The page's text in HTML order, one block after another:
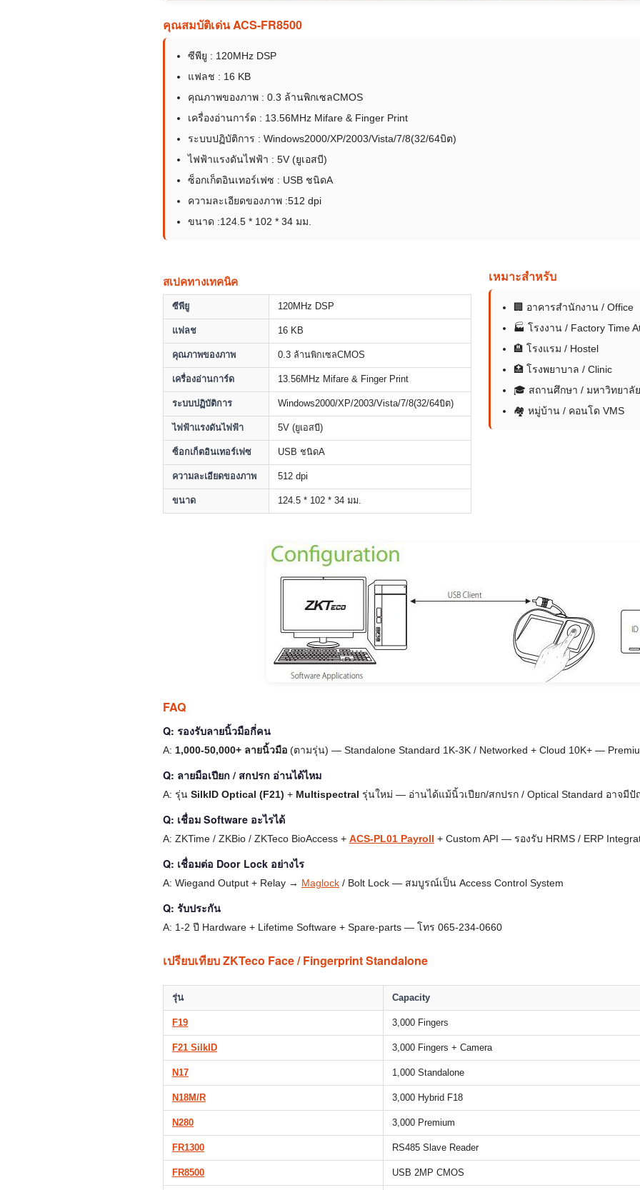
คุณสมบัติเด่น ACS-FR8500
ซีพียู : 120MHz DSP
แฟลช : 16 KB
คุณภาพของภาพ : 0.3 ล้านพิกเซลCMOS
เครื่องอ่านการ์ด : 13.56MHz Mifare & Finger Print
ระบบปฏิบัติการ : Windows2000/XP/2003/Vista/7/8(32/64บิต)
ไฟฟ้าแรงดันไฟฟ้า : 5V (ยูเอสบี)
ซ็อกเก็ตอินเทอร์เฟซ : USB ชนิดA
ความละเอียดของภาพ :512 dpi
ขนาด :124.5 * 102 * 34 มม.
สเปคทางเทคนิค
ซีพียู 120MHz DSP
แฟลช 16 KB
คุณภาพของภาพ 0.3 ล้านพิกเซลCMOS
เครื่องอ่านการ์ด 13.56MHz Mifare & Finger Print
ระบบปฏิบัติการ Windows2000/XP/2003/Vista/7/8(32/64บิต)
ไฟฟ้าแรงดันไฟฟ้า 5V (ยูเอสบี)
ซ็อกเก็ตอินเทอร์เฟซ USB ชนิดA
ความละเอียดของภาพ 512 dpi
ขนาด 124.5 * 102 * 34 มม.
เหมาะสำหรับ
🏢 อาคารสำนักงาน / Office
🏭 โรงงาน / Factory Time
🏨 โรงแรม / Hostel
🏥 โรงพยาบาล / Clinic
🎓 สถานศึกษา / มหาวิทยาลัย
🏘 หมู่บ้าน / คอนโด VMS
FAQ
Q: รองรับลายนิ้วมือกี่คน
A: 1,000-50,000+ ลายนิ้วมือ (ตามรุ่น) — Standalone Standard 1K-3K / Networked + Cloud 10K+ —
Q: ลายมือเปียก / สกปรก อ่านได้ไหม
A: รุ่น SilkID Optical (F21) + Multispectral รุ่นใหม่ — อ่านได้แม้นิ้วเปียก/สกปรก / Optical Standard อาจมีปั
Q: เชื่อม Software อะไรได้
A: ZKTime / ZKBio / ZKTeco BioAccess + ACS-PL01 Payroll + Custom API — รองรับ HRMS / ERP
Q: เชื่อมต่อ Door Lock อย่างไร
A: Wiegand Output + Relay → Maglock / Bolt Lock — สมบูรณ์เป็น Access Control System
Q: รับประกัน
A: 1-2 ปี Hardware + Lifetime Software + Spare-parts — โทร 065-234-0660
เปรียบเทียบ ZKTeco Face / Fingerprint Standalone
รุ่น Capacity
F19 3,000 Fingers
F21 SilkID 3,000 Fingers + Camera
N17 1,000 Standalone
N18M/R 3,000 Hybrid F18
N280 3,000 Premium
FR1300 RS485 Slave Reader
FR8500 USB 2MP CMOS